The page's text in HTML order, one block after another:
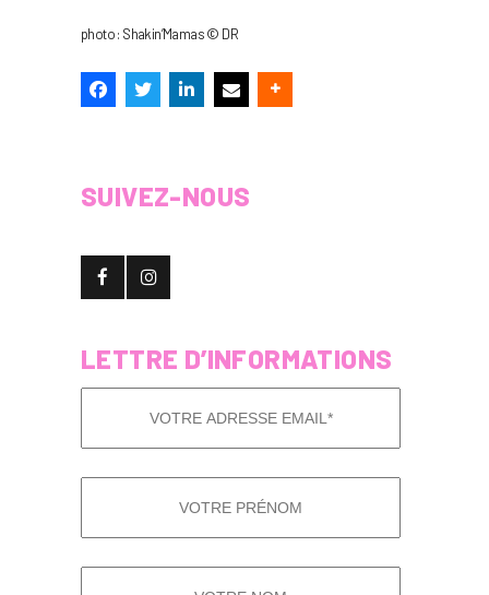
photo : Shakin’Mamas © DR
SUIVEZ-NOUS
LETTRE D’INFORMATIONS